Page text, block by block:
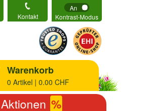
Kontakt
An
Kontrast-Modus
Warenkorb
0 Artikel | 0.00 CHF
Aktionen %